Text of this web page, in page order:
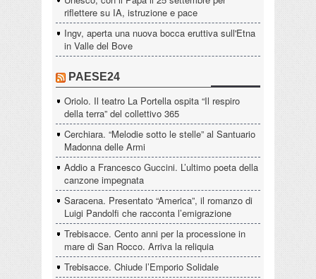
riflettere su IA, istruzione e pace
Ingv, aperta una nuova bocca eruttiva sull'Etna
in Valle del Bove
PAESE24
Oriolo. Il teatro La Portella ospita “Il respiro
della terra” del collettivo 365
Cerchiara. “Melodie sotto le stelle” al Santuario
Madonna delle Armi
Addio a Francesco Guccini. L’ultimo poeta della
canzone impegnata
Saracena. Presentato “America”, il romanzo di
Luigi Pandolfi che racconta l’emigrazione
Trebisacce. Cento anni per la processione in
mare di San Rocco. Arriva la reliquia
Trebisacce. Chiude l’Emporio Solidale